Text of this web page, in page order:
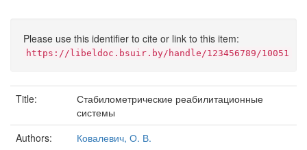
Please use this identifier to cite or link to this item:
https://libeldoc.bsuir.by/handle/123456789/10051
Title:
Стабилометрические реабилитационные
системы
Authors:
Ковалевич, О. В.